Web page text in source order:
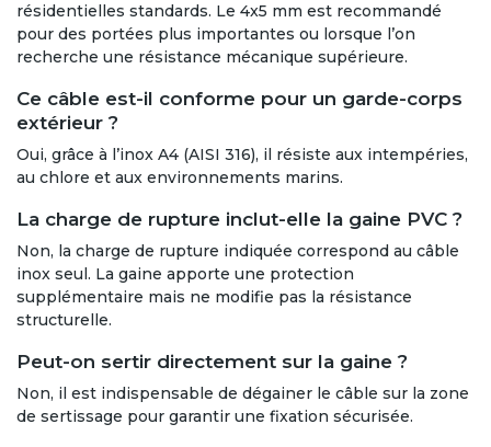
résidentielles standards. Le 4x5 mm est recommandé
pour des portées plus importantes ou lorsque l’on
recherche une résistance mécanique supérieure.
Ce câble est-il conforme pour un garde-corps
extérieur ?
Oui, grâce à l’inox A4 (AISI 316), il résiste aux intempéries,
au chlore et aux environnements marins.
La charge de rupture inclut-elle la gaine PVC ?
Non, la charge de rupture indiquée correspond au câble
inox seul. La gaine apporte une protection
supplémentaire mais ne modifie pas la résistance
structurelle.
Peut-on sertir directement sur la gaine ?
Non, il est indispensable de dégainer le câble sur la zone
de sertissage pour garantir une fixation sécurisée.